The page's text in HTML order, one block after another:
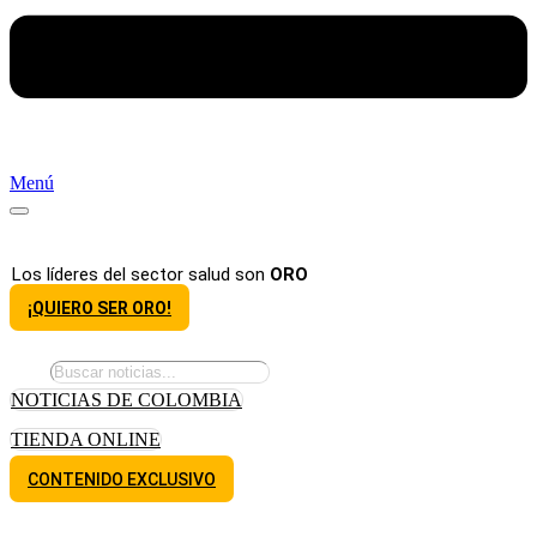
Menú
Los líderes del sector salud son ORO
¡QUIERO SER ORO!
NOTICIAS DE COLOMBIA
TIENDA ONLINE
CONTENIDO EXCLUSIVO